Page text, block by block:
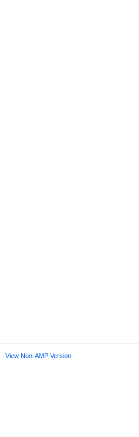
View Non-AMP Version